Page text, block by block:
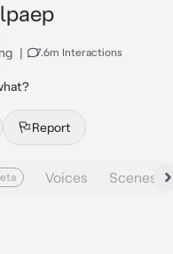
| 7.6m Interactions
Report
Voices Scenes